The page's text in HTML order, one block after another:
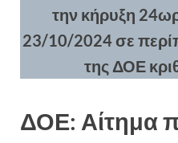
την κήρυξη
23/10/2024 σε
της ΔΟΕ
ΔΟΕ: Αίτημα